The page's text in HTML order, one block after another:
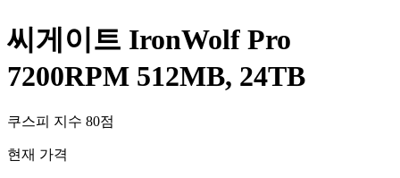
씨게이트 IronWolf Pro
7200RPM 512MB, 24TB
쿠스피 지수 80점
현재 가격